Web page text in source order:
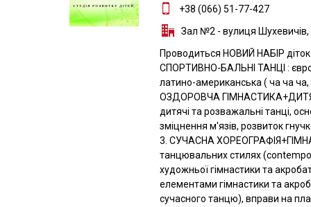
+38 (066) 51-77-427
Зал №2 - вулиця Шухевичів,
Проводиться НОВИЙ НАБІР діток
СПОРТИВНО-БАЛЬНІ ТАНЦІ :
латино-американська ( ча ча
ОЗДОРОВЧА
дитячі та розважальні танці,
зміцнення м'язів, розвиток
3. СУЧАСНА
танцювальних стилях
художньої гімнастики та
елементами гімнастики та
сучасного танцю), вправи на